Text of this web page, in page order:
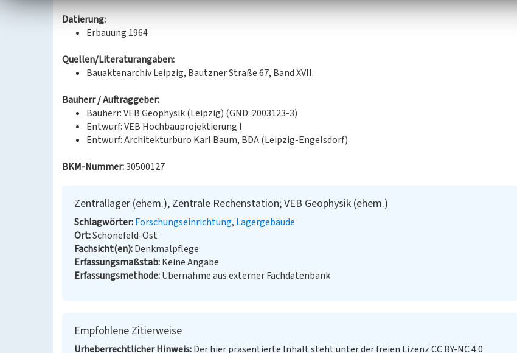
Datierung:
Erbauung 1964
Quellen/Literaturangaben:
Bauaktenarchiv Leipzig, Bautzner Straße 67, Band XVII.
Bauherr / Auftraggeber:
Bauherr: VEB Geophysik (Leipzig) (GND: 2003123-3)
Entwurf: VEB Hochbauprojektierung I
Entwurf: Architekturbüro Karl Baum, BDA (Leipzig-Engelsdorf)
BKM-Nummer:30500127
Zentrallager (ehem.), Zentrale Rechenstation; VEB Geophysik (ehem.)
Schlagwörter Forschungseinrichtung Lagergebäude
Ort Schönefeld-Ost
Fachsicht(en) Denkmalpflege
Erfassungsmaßstab Keine Angabe
Erfassungsmethode Übernahme aus externer Fachdatenbank
Empfohlene Zitierweise
Urheberrechtlicher Hinweis Der hier präsentierte Inhalt steht unter der freien Lizenz CC BY-NC 4.0